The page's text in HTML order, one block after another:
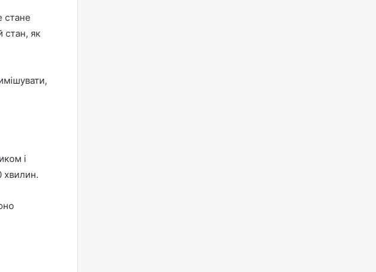
стане
стан, як
і
хвилин.